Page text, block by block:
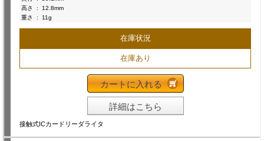
高さ
:
12.8mm
重さ
: 11g
在庫状況
在庫あり
カートに入れる
詳細はこちら
接触式ICカードリーダライタ